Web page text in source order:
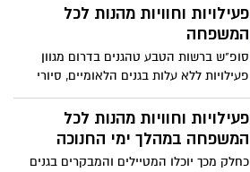
חודש דצמבר, עד 31/12/2021 יהפוך הגן הבוטני
מידי יום לשוק אירופאי מלא אורות, ניחוחות,
פעילויות וחוויות מהנות לכל
המשפחה
סופ"ש ברשות הטבע טהגנים בדרום מגוון
פעילויות ללא עלות בגנים הלאומיים, סיורי
שטח וסיורים מקוונים ועוד.
פעילויות וחוויות מהנות לכל
המשפחה במהלך ימי החנוכה
כחלק מכך יוכלו המטיילים והמבקרים בגנים